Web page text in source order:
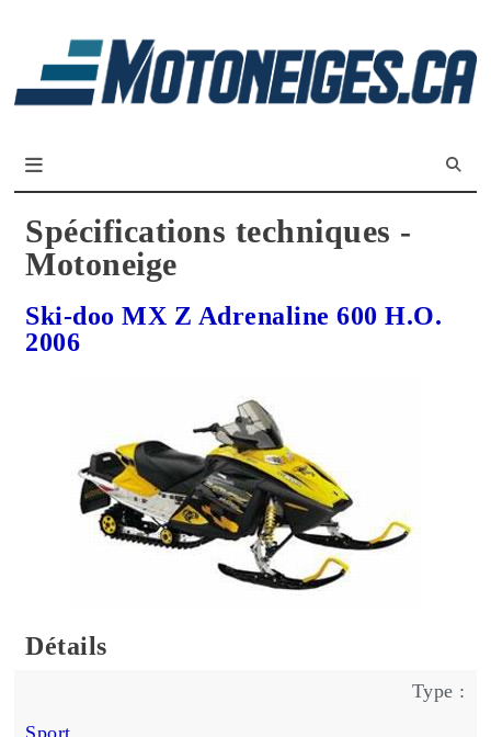
Spécifications techniques -
Motoneige
Ski-doo MX Z Adrenaline 600 H.O.
2006
Détails
Type :
Sport